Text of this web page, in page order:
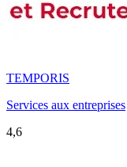
TEMPORIS
Services aux entreprises
4,6